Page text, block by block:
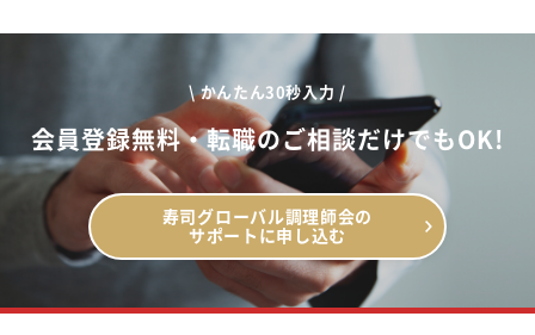
\ かんたん30秒入力 /
会員登録無料・転職のご相談だけでもOK!
寿司グローバル調理師会の
サポートに申し込む